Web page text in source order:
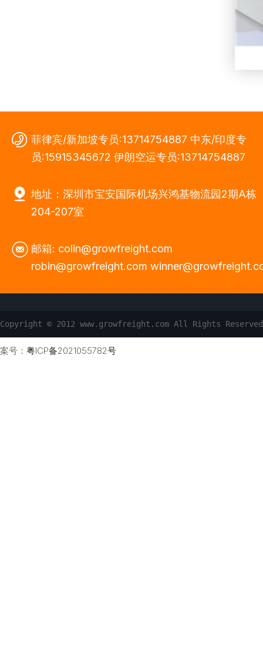
菲律宾/新加坡专员:13714754887 中东/印度专
员:15915345672 伊朗空运专员:13714754887
地址：深圳市宝安国际机场兴鸿基物流园2期A栋
204-207室
邮箱: colin@growfreight.com
robin@growfreight.com
Copyright © 2012 www.growfreight.com All Rights Reserved.
案号： 粤ICP备2021055782号